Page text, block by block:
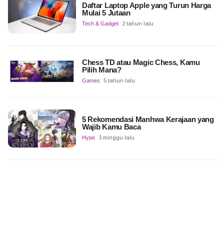
Daftar Laptop Apple yang Turun Harga
Mulai 5 Jutaan
Tech & Gadget 2 tahun lalu
Chess TD atau Magic Chess, Kamu
Pilih Mana?
Games 5 tahun lalu
5 Rekomendasi Manhwa Kerajaan yang
Wajib Kamu Baca
Hype 3 minggu lalu